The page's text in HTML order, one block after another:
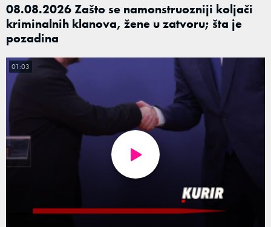
08.08.2026 Zašto se namonstruozniji koljači
kriminalnih klanova, žene u zatvoru; šta je
pozadina
01:03